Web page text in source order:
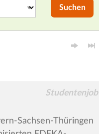
Suchen
Studentenjob
Sachsen-Thüringen